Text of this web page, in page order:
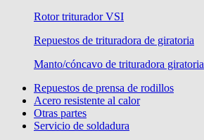
Rotor triturador VSI
Repuestos de trituradora de giratoria
Manto/cóncavo de trituradora giratoria
Repuestos de prensa de rodillos
Acero resistente al calor
Otras partes
Servicio de soldadura